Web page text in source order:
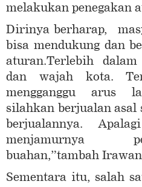
melakukan penegakan
Dirinya berharap,
bisa mendukung dan
aturan.Terlebih
dan wajah kota.
mengganggu arus
silahkan berjualan
berjualannya.
menjamurnya
buahan,”tambah
Sementara itu, salah